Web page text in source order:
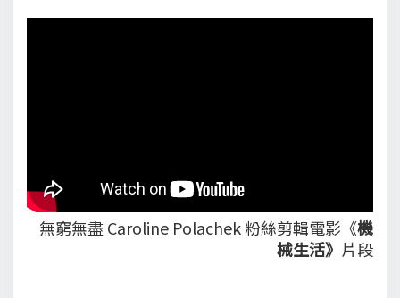
無窮無盡 Caroline Polachek 粉絲剪輯電影《機
械生活》 片段